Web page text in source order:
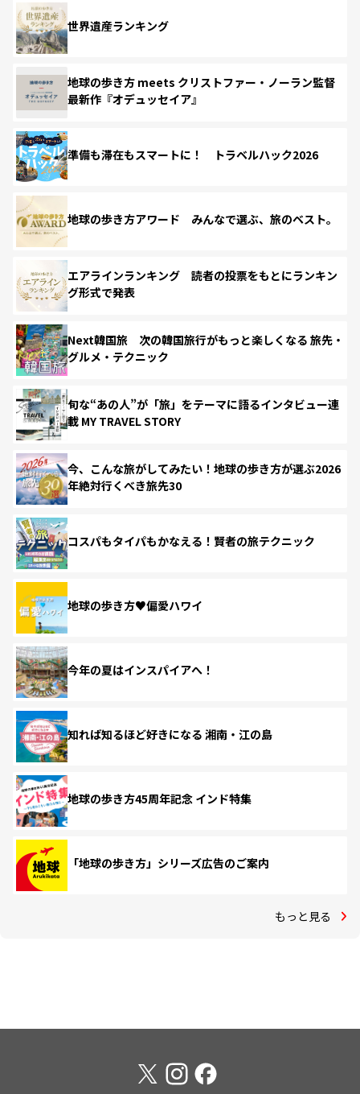
世界遺産ランキング
地球の歩き方 meets クリストファー・ノーラン監督
最新作『オデュッセイア』
準備も滞在もスマートに！ トラベルハック2026
地球の歩き方アワード みんなで選ぶ、旅のベスト。
エアラインランキング 読者の投票をもとにランキン
グ形式で発表
Next韓国旅 次の韓国旅行がもっと楽しくなる 旅先・
グルメ・テクニック
旬な“あの人”が「旅」をテーマに語るインタビュー連
載 MY TRAVEL STORY
今、こんな旅がしてみたい！地球の歩き方が選ぶ2026
年絶対行くべき旅先30
コスパもタイパもかなえる！賢者の旅テクニック
地球の歩き方♥偏愛ハワイ
今年の夏はインスパイアへ！
知れば知るほど好きになる 湘南・江の島
地球の歩き方45周年記念 インド特集
「地球の歩き方」シリーズ広告のご案内
もっと見る